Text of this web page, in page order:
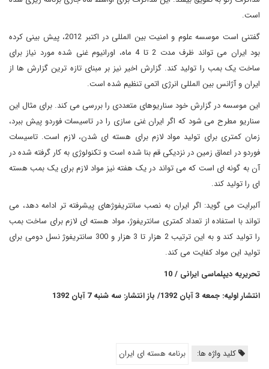
است.
گفتنی است موسسه علوم و امنیت بین المللی در اکتبر 2012، پیش بینی کرده
بود ایران می تواند ظرف مدت 2 تا 4 ماه، اورانیوم غنی شده مورد نیاز برای
ساخت یک بمب را تولید کند. گزارش اخیر نیز بر مبنای تازه ترین گزارش ها از
ایران و آژانس بین المللی انرژی اتمی تنظیم شده است.
این موسسه در گزارش خود سناریوهای متعددی را بررسی می کند. برای مثال این
سناریو مطرح می شود که اگر ایران غنی سازی را در تاسیسات فوردو پیش ببرد،
زمان کمتری برای تولید مواد لازم برای هسته ای شدن، لازم است. تاسیسات
فوردو در اعماق زمین در نزدیکی قم بنا شده است و تکنولوژی به کار گرفته شده در
آن به گونه ای است که می تواند در یک هفته نیز مواد لازم برای یک بمب هسته
ای را تولید کند.
آلبرایت می گوید: اگر ایران به نصب سانتریفوژهای پیشرفته تر ادامه دهد، می
تواند با استفاده از تعداد کمتری سانتریفوژ، مواد هسته ای لازم برای ساخت بمب
را تولید کند و به این ترتیب 2 هزار تا 3 هزار و 300 سانتریفوژ نسل دومی برای
تولید این مواد کفایت می کند.
تحریریه دیپلماسی ایرانی / 10
انتشار اولیه: جمعه 3 آبان 1392/ باز انتشار: سه شنبه 7 آبان 1392
کلید واژه ها: برنامه هسته ای ایران